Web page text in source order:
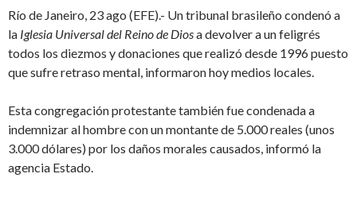
Río de Janeiro, 23 ago (EFE).- Un tribunal brasileño condenó a
la Iglesia Universaldel Reino de Diosa devolver a un feligrés
todos los diezmos y donaciones que realizó desde 1996 puesto
que sufre retraso mental, informaron hoy medios locales.
Esta congregación protestante también fue condenada a
indemnizar al hombre con un montante de 5.000 reales (unos
3.000 dólares) por los daños morales causados, informó la
agencia Estado.